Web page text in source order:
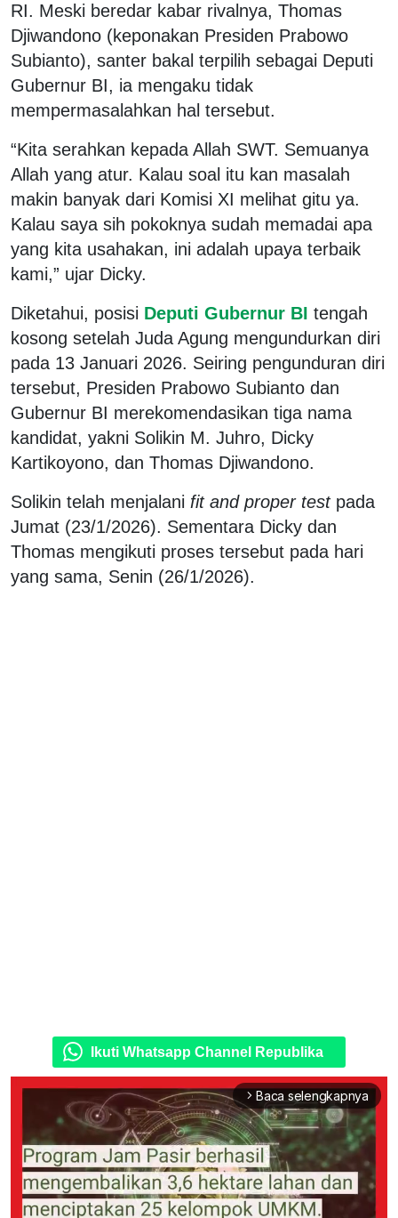
RI. Meski beredar kabar rivalnya, Thomas
Djiwandono (keponakan Presiden Prabowo
Subianto), santer bakal terpilih sebagai Deputi
Gubernur BI, ia mengaku tidak
mempermasalahkan hal tersebut.
“Kita serahkan kepada Allah SWT. Semuanya
Allah yang atur. Kalau soal itu kan masalah
makin banyak dari Komisi XI melihat gitu ya.
Kalau saya sih pokoknya sudah memadai apa
yang kita usahakan, ini adalah upaya terbaik
kami,” ujar Dicky.
Diketahui, posisi Deputi Gubernur BI tengah
kosong setelah Juda Agung mengundurkan diri
pada 13 Januari 2026. Seiring pengunduran diri
tersebut, Presiden Prabowo Subianto dan
Gubernur BI merekomendasikan tiga nama
kandidat, yakni Solikin M. Juhro, Dicky
Kartikoyono, dan Thomas Djiwandono.
Solikin telah menjalani fit and proper testpada
Jumat (23/1/2026). Sementara Dicky dan
Thomas mengikuti proses tersebut pada hari
yang sama, Senin (26/1/2026).
Ikuti Whatsapp Channel Republika
arrow_forward_ios Baca selengkapnya